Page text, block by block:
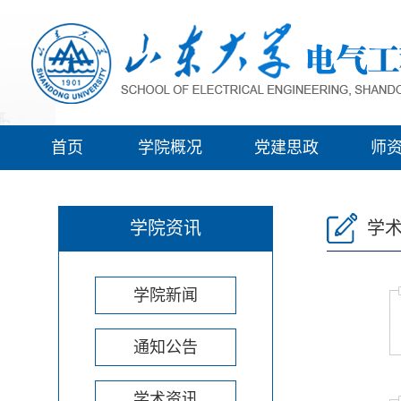
首页 学院概况 党建思政 师
学院资讯
学院新闻
通知公告
学